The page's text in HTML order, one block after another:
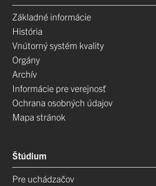
Základné informácie
História
Vnútorný systém kvality
Orgány
Archív
Informácie pre verejnosť
Ochrana osobných údajov
Mapa stránok
Štúdium
Pre uchádzačov